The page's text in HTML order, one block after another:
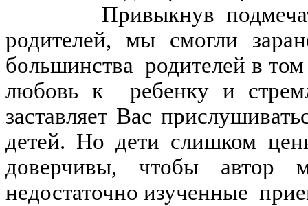
Привыкнув
родителей, мы смогли
большинства родителей в
любовь к ребенку и
заставляет Вас
детей. Но дети слишком
доверчивы, чтобы автор
недостаточно изученные